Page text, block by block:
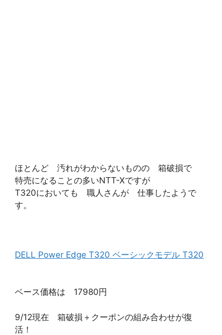
ほとんど 汚れがわからないものの 箱破損で
特売になることの多いNTT-Xですが
T320においても 職人さんが 仕事したようで
す。
DELL Power Edge T320 ベーシックモデル T320
ベース価格は 17980円
9/12現在 箱破損＋クーポンの組み合わせが復
活！